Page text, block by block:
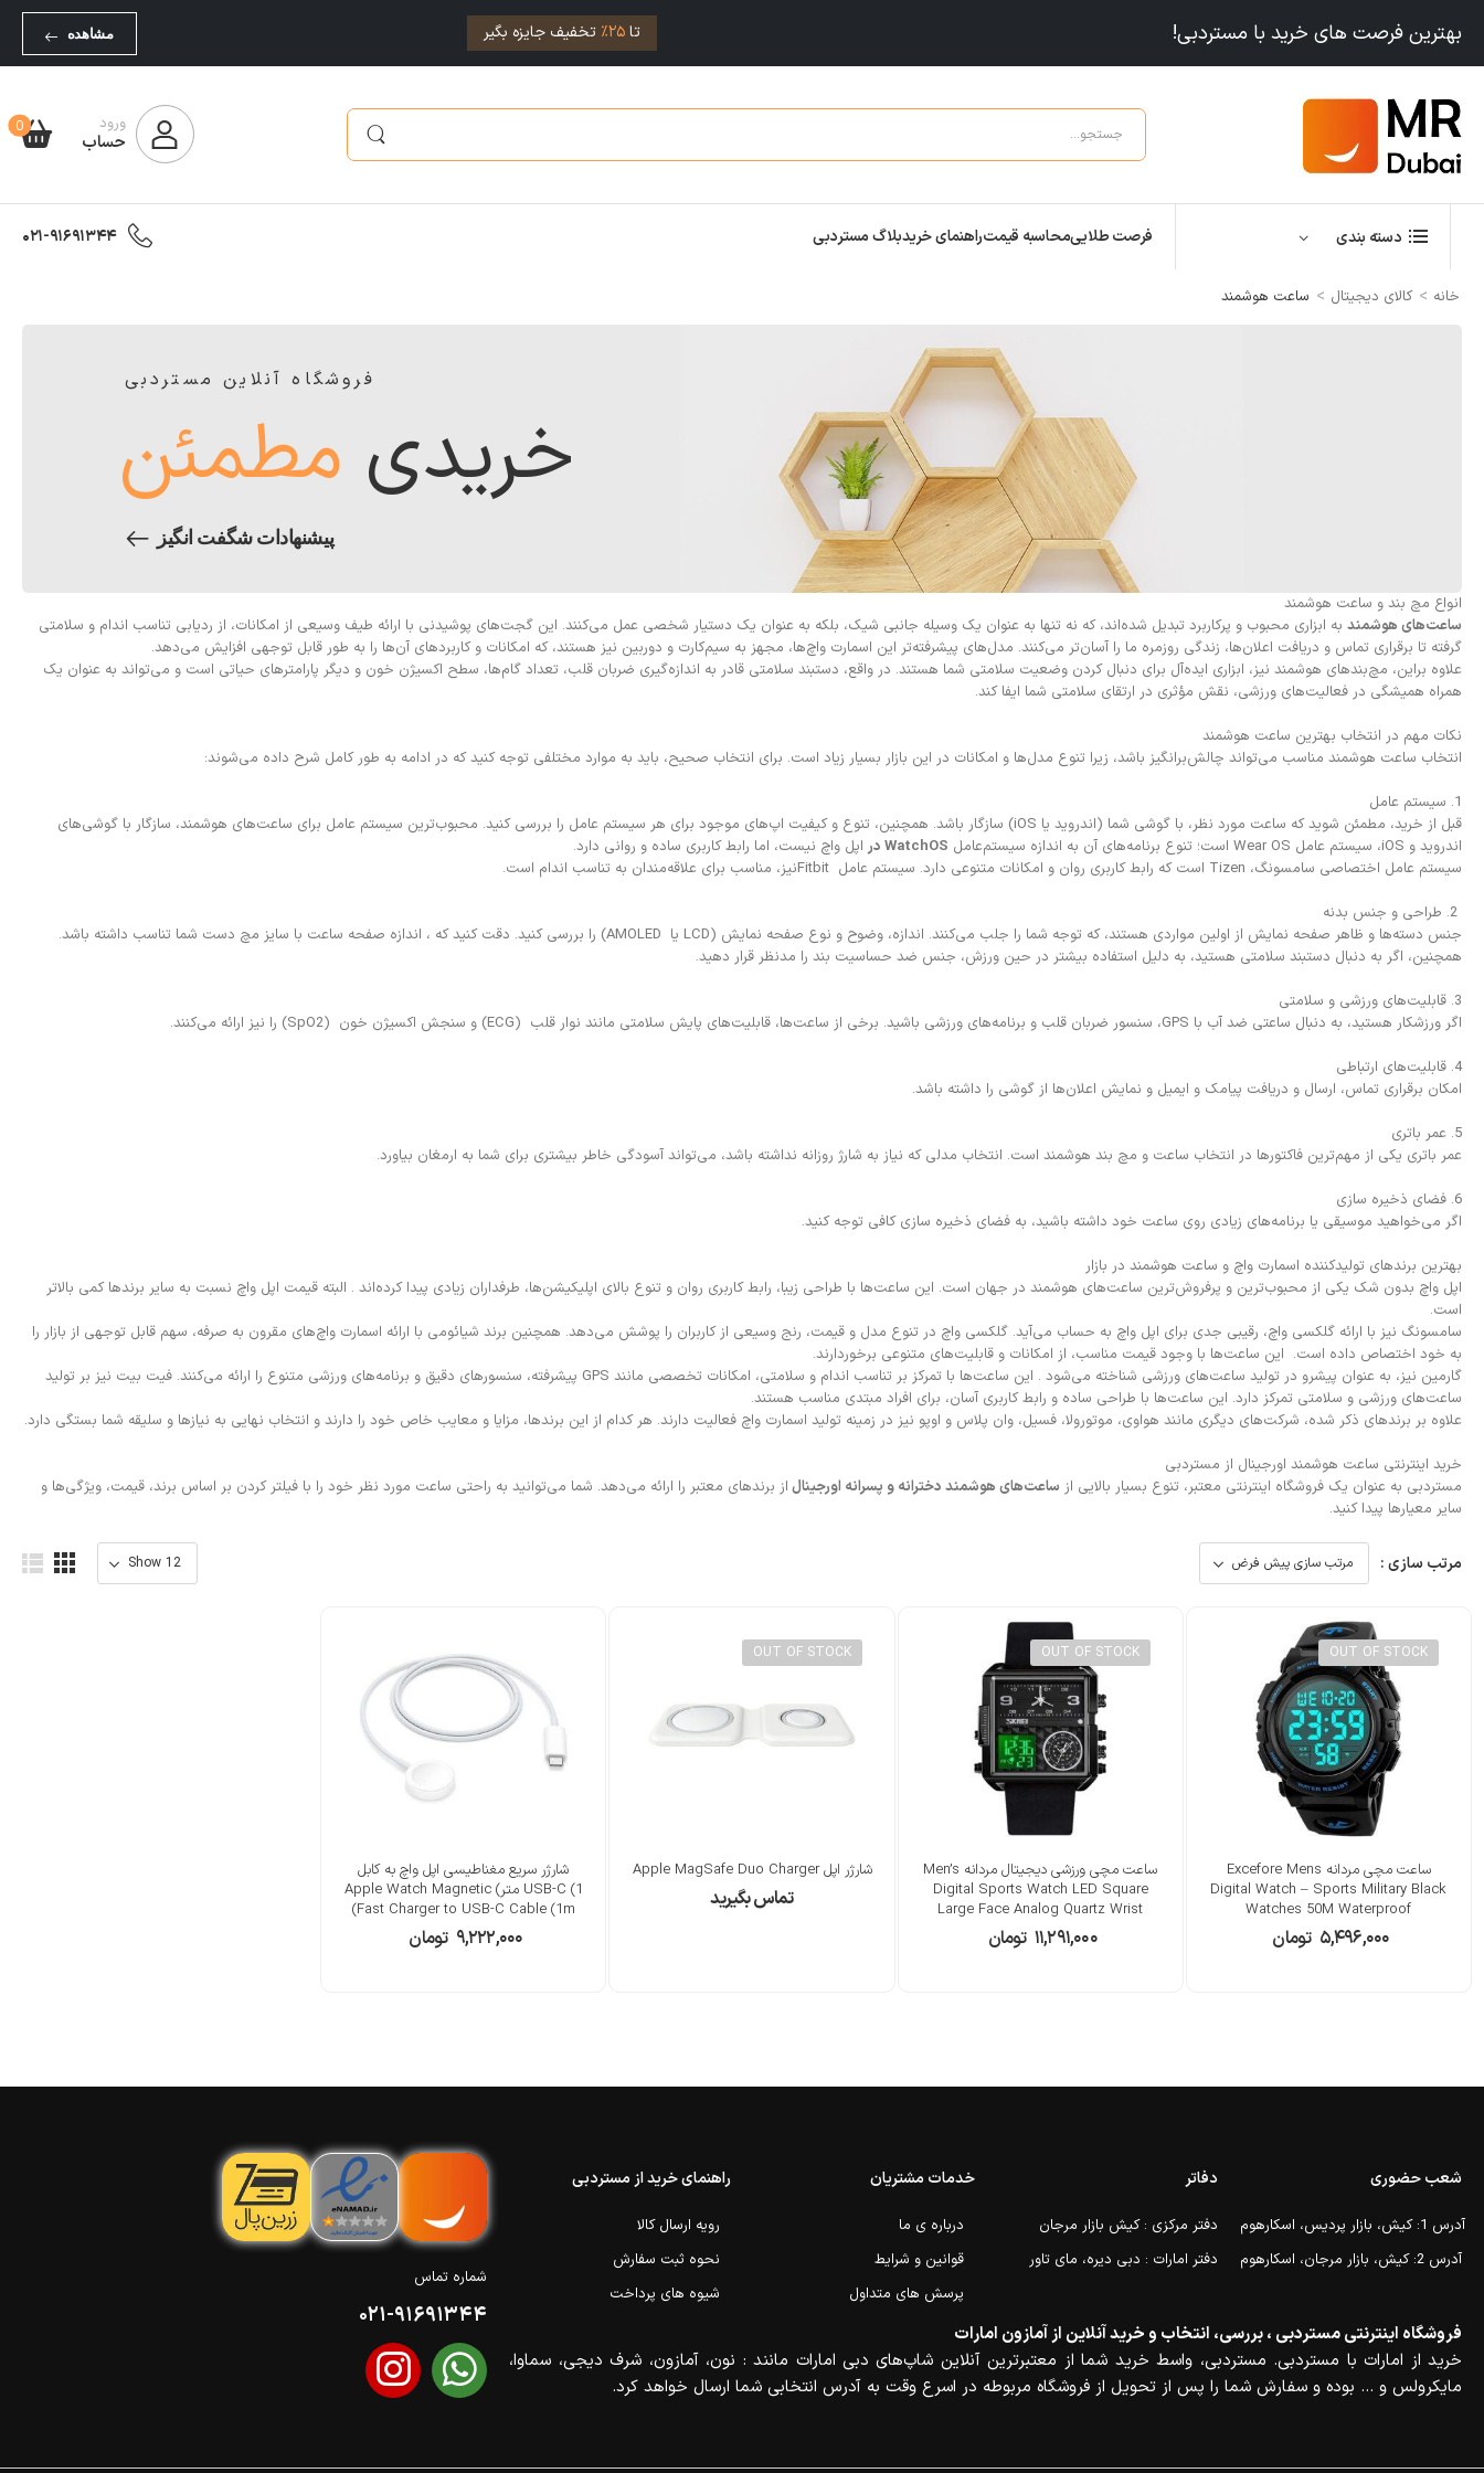
بهترین فرصت های خرید با مستردبی! تا25% تخفیف جایزه بگیر مشاهده
ورود
حساب
0
دسته بندی فرصت طلاییمحاسبه قیمتراهنمای خریدبلاگ مستردبی 021-91691344
خانه > کالای دیجیتال > ساعت هوشمند
فروشگاه آنلاین مستردبی
خریدی مطمئن
پیشنهادات شگفت انگیز
انواع مچ‌ بند و ساعت هوشمند
ساعت‌های هوشمند به ابزاری محبوب و پرکاربرد تبدیل شده‌اند، که نه تنها به عنوان یک وسیله جانبی شیک، بلکه به عنوان یک دستیار شخصی عمل می‌کنند. این گجت‌های پوشیدنی با ارائه طیف وسیعی از امکانات، از ردیابی تناسب اندام و سلامتی
گرفته تا برقراری تماس و دریافت اعلان‌ها، زندگی روزمره ما را آسان‌تر می‌کنند. مدل‌های پیشرفته‌تر این اسمارت واچ‌ها، مجهز به سیم‌کارت و دوربین نیز هستند، که امکانات و کاربردهای آن‌ها را به طور قابل توجهی افزایش می‌دهد.
علاوه براین، مچ‌بندهای هوشمند نیز، ابزاری ایده‌آل برای دنبال کردن وضعیت سلامتی شما هستند. در واقع، دستبند سلامتی قادر به اندازه‌گیری ضربان قلب، تعداد گام‌ها، سطح اکسیژن خون و دیگر پارامترهای حیاتی است و می‌تواند به عنوان یک
همراه همیشگی در فعالیت‌های ورزشی، نقش مؤثری در ارتقای سلامتی شما ایفا کند.
نکات مهم در انتخاب بهترین ساعت هوشمند
انتخاب ساعت هوشمند مناسب می‌تواند چالش‌برانگیز باشد، زیرا تنوع مدل‌ها و امکانات در این بازار بسیار زیاد است. برای انتخاب صحیح، باید به موارد مختلفی توجه کنید که در ادامه به طور کامل شرح داده می‌شوند:
1. سیستم عامل
قبل از خرید، مطمئن شوید که ساعت مورد نظر، با گوشی شما (اندروید یا iOS) سازگار باشد. همچنین، تنوع و کیفیت اپ‌های موجود برای هر سیستم عامل را بررسی کنید. محبوب‌ترین سیستم عامل برای ساعت‌های هوشمند، سازگار با گوشی‌های
اندروید و iOS، سیستم عامل Wear OS است؛ تنوع برنامه‌های آن به اندازه سیستم‌عامل
WatchOS دراپل واچ نیست، اما رابط کاربری ساده و روانی دارد.
سیستم عامل اختصاصی سامسونگ، Tizen است که رابط کاربری روان و امکانات متنوعی دارد. سیستم عامل Fitbitنیز، مناسب برای علاقه‌مندان به تناسب اندام است.
جنس دسته‌ها و ظاهر صفحه نمایش از اولین مواردی هستند، که توجه شما را جلب می‌کنند. اندازه، وضوح و نوع صفحه نمایش (LCD یا AMOLED) را بررسی کنید. دقت کنید که ، اندازه صفحه ساعت با سایز مچ دست شما تناسب داشته باشد.
همچنین، اگر به دنبال دستبند سلامتی هستید، به دلیل استفاده بیشتر در حین ورزش، جنس ضد حساسیت بند را مدنظر قرار دهید.
3. قابلیت‌های ورزشی و سلامتی
اگر ورزشکار هستید، به دنبال ساعتی ضد آب با GPS، سنسور ضربان قلب و برنامه‌های ورزشی باشید. برخی از ساعت‌ها، قابلیت‌های پایش سلامتی مانند نوار قلب (ECG) و سنجش اکسیژن خون (SpO2) را نیز ارائه می‌کنند.
4. قابلیت‌های ارتباطی
امکان برقراری تماس، ارسال و دریافت پیامک و ایمیل و نمایش اعلان‌ها از گوشی را داشته باشد.
5. عمر باتری
عمر باتری یکی از مهم‌ترین فاکتورها در انتخاب ساعت و مچ بند هوشمند است. انتخاب مدلی که نیاز به شارژ روزانه نداشته باشد، می‌تواند آسودگی خاطر بیشتری برای شما به ارمغان بیاورد.
6. فضای ذخیره سازی
اگر می‌خواهید موسیقی یا برنامه‌های زیادی روی ساعت خود داشته باشید، به فضای ذخیره سازی کافی توجه کنید.
بهترین برندهای تولیدکننده اسمارت واچ و ساعت هوشمند در بازار
اپل واچ بدون شک یکی از محبوب‌ترین و پرفروش‌ترین ساعت‌های هوشمند در جهان است. این ساعت‌ها با طراحی زیبا، رابط کاربری روان و تنوع بالای اپلیکیشن‌ها، طرفداران زیادی پیدا کرده‌اند . البته قیمت اپل واچ نسبت به سایر برندها کمی بالاتر
است.
سامسونگ نیز با ارائه گلکسی واچ، رقیبی جدی برای اپل واچ به حساب می‌آید. گلکسی واچ در تنوع مدل و قیمت، رنج وسیعی از کاربران را پوشش می‌دهد. همچنین برند شیائومی با ارائه اسمارت واچ‌های مقرون به صرفه، سهم قابل توجهی از بازار را
به خود اختصاص داده است. این ساعت‌ها با وجود قیمت مناسب، از امکانات و قابلیت‌های متنوعی برخوردارند.
گارمین نیز، به عنوان پیشرو در تولید ساعت‌های ورزشی شناخته می‌شود . این ساعت‌ها با تمرکز بر تناسب اندام و سلامتی، امکانات تخصصی مانند GPS پیشرفته، سنسورهای دقیق و برنامه‌های ورزشی متنوع را ارائه می‌کنند. فیت بیت نیز بر تولید
ساعت‌های ورزشی و سلامتی تمرکز دارد. این ساعت‌ها با طراحی ساده و رابط کاربری آسان، برای افراد مبتدی مناسب هستند.
علاوه بر برندهای ذکر شده، شرکت‌های دیگری مانند هواوی، موتورولا، فسیل، وان پلاس و اوپو نیز در زمینه تولید اسمارت واچ فعالیت دارند. هر کدام از این برندها، مزایا و معایب خاص خود را دارند و انتخاب نهایی به نیازها و سلیقه شما بستگی دارد.
خرید اینترنتی ساعت هوشمند اورجینال از مستردبی
مستردبی به عنوان یک فروشگاه اینترنتی معتبر، تنوع بسیار بالایی از ساعت‌های هوشمند دخترانه و پسرانه اورجینال از برندهای معتبر را ارائه می‌دهد. شما می‌توانید به راحتی ساعت مورد نظر خود را با فیلتر کردن بر اساس برند، قیمت، ویژگی‌ها و
سایر معیارها پیدا کنید.
مرتب سازی :
OUT OF STOCK
ساعت مچی مردانه Excefore Mens
Digital Watch – Sports Military Black
Watches 50M Waterproof
۵,۴۹۶,۰۰۰ تومان
OUT OF STOCK
ساعت مچی ورزشی دیجیتال مردانه Men’s
Digital Sports Watch LED Square
Large Face Analog Quartz Wrist
Watch
۱۱,۲۹۱,۰۰۰ تومان
OUT OF STOCK
شارژر اپل Apple MagSafe Duo Charger
تماس بگیرید
شارژر سریع مغناطیسی اپل واچ به کابل
USB-C (1 متر) Apple Watch Magnetic
Fast Charger to USB-C Cable (1m)
۹,۲۲۲,۰۰۰ تومان
شماره تماس
021-91691344
راهنمای خرید از مستردبی
رویه ارسال کالا
نحوه ثبت سفارش
شیوه های پرداخت
خدمات مشتریان
درباره ی ما
قوانین و شرایط
پرسش های متداول
دفاتر
دفتر مرکزی : کیش بازار مرجان
دفتر امارات : دبی دیره، مای تاور
شعب حضوری
آدرس 1: کیش، بازار پردیس، اسکارهوم
آدرس 2: کیش، بازار مرجان، اسکارهوم
فروشگاه اینترنتی مستردبی ، بررسی، انتخاب و خرید آنلاین از آمازون امارات
خرید از امارات با مستردبی. مستردبی، واسط خرید شما از معتبرترین آنلاین شاپ‌های دبی امارات مانند : نون، آمازون، شرف دیجی، سماوا،
مایکرولس و … بوده و سفارش شما را پس از تحویل از فروشگاه مربوطه در اسرع وقت به آدرس انتخابی شما ارسال خواهد کرد.